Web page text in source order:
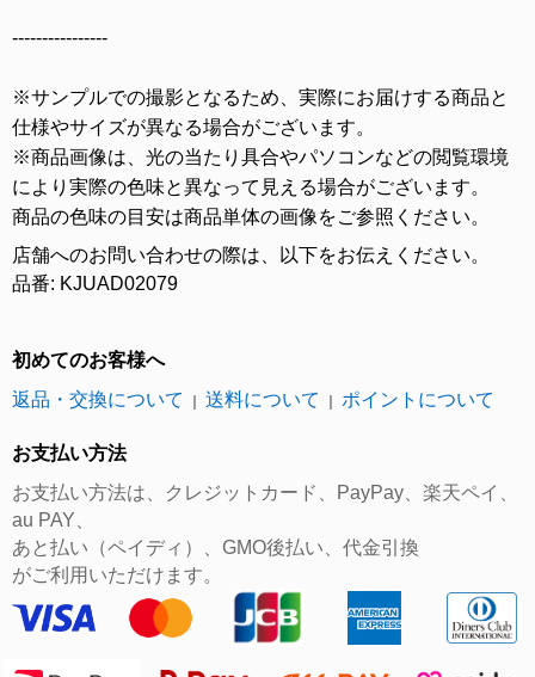
----------------
※サンプルでの撮影となるため、実際にお届けする商品と
仕様やサイズが異なる場合がございます。
※商品画像は、光の当たり具合やパソコンなどの閲覧環境
により実際の色味と異なって見える場合がございます。
商品の色味の目安は商品単体の画像をご参照ください。
店舗へのお問い合わせの際は、以下をお伝えください。
品番: KJUAD02079
初めてのお客様へ
返品・交換について
｜ 送料について ｜ ポイントについて
お支払い方法
お支払い方法は、クレジットカード、PayPay、楽天ペイ、
au PAY、
あと払い（ペイディ）、GMO後払い、代金引換
がご利用いただけます。